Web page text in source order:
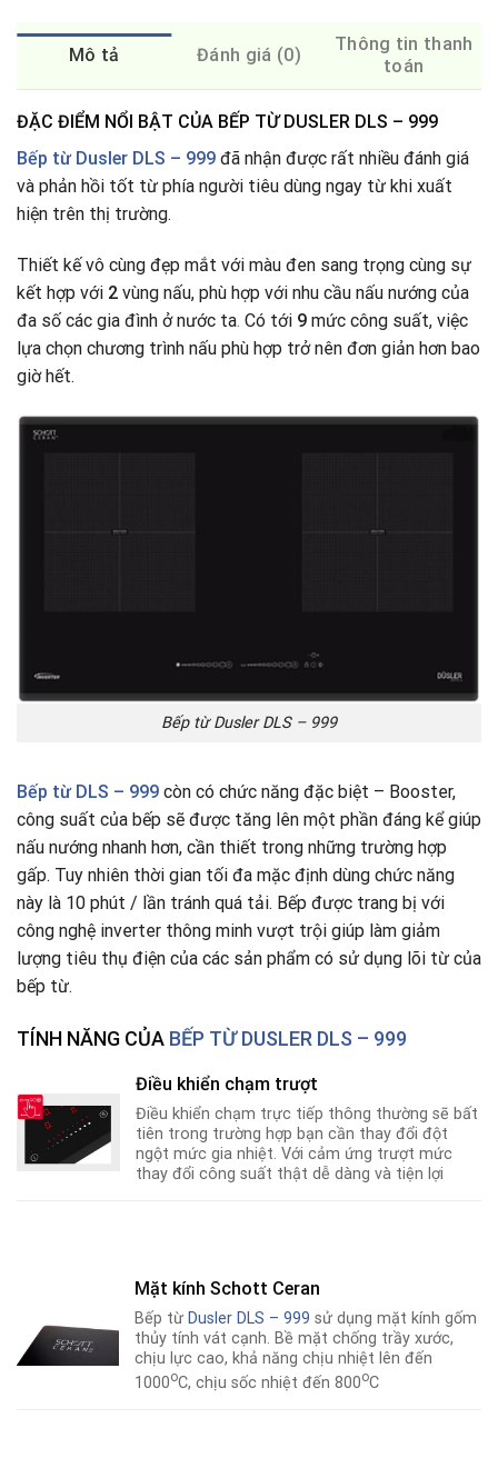
Mô tả Đánh giá (0)
Thông tin thanh
toán
ĐẶC ĐIỂM NỔI BẬT CỦA BẾP TỪ DUSLER DLS – 999
Bếp từ Dusler DLS – 999 đã nhận được rất nhiều đánh giá
và phản hồi tốt từ phía người tiêu dùng ngay từ khi xuất
hiện trên thị trường.
Thiết kế vô cùng đẹp mắt với màu đen sang trọng cùng sự
kết hợp với 2 vùng nấu, phù hợp với nhu cầu nấu nướng của
đa số các gia đình ở nước ta. Có tới 9 mức công suất, việc
lựa chọn chương trình nấu phù hợp trở nên đơn giản hơn bao
giờ hết.
Bếp từ Dusler DLS – 999
Bếp từ DLS – 999 còn có chức năng đặc biệt – Booster,
công suất của bếp sẽ được tăng lên một phần đáng kể giúp
nấu nướng nhanh hơn, cần thiết trong những trường hợp
gấp. Tuy nhiên thời gian tối đa mặc định dùng chức năng
này là 10 phút / lần tránh quá tải. Bếp được trang bị với
công nghệ inverter thông minh vượt trội giúp làm giảm
lượng tiêu thụ điện của các sản phẩm có sử dụng lõi từ của
bếp từ.
TÍNH NĂNG CỦA BẾP TỪ DUSLER DLS – 999
Điều khiển chạm trượt
Điều khiển chạm trực tiếp thông thường sẽ bất
tiên trong trường hợp bạn cần thay đổi đột
ngột mức gia nhiệt. Với cảm ứng trượt mức
thay đổi công suất thật dễ dàng và tiện lợi
Mặt kính Schott Ceran
Bếp từDusler DLS – 999 sử dụng mặt kính gốm
thủy tính vát cạnh. Bề mặt chống trầy xước,
chịu lực cao, khả năng chịu nhiệt lên đến
1000oC, chịu sốc nhiệt đến 800oC